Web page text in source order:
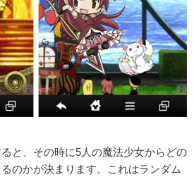
と、その時に5人の魔法少女からどの
のかが決まります。これはランダム